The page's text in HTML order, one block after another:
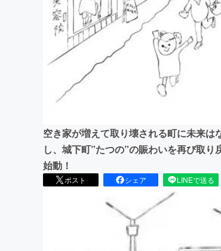
空き家が増えて取り壊される町に未来
し、城下町”たつの”の賑わいを再び取
始動！
ポスト シェア LINEで送る